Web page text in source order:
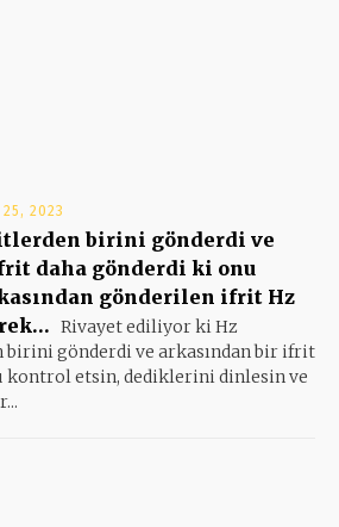
25, 2023
birini gönderdi ve
daha gönderdi ki onu
gönderilen ifrit Hz
Rivayet ediliyor ki Hz
gönderdi ve arkasından bir ifrit
kontrol etsin, dediklerini dinlesin ve